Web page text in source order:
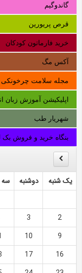
گاندوگیم
قرص پریورین
خرید فارماتون کودکان
آکس مگ
مجله سلامت چرخونکی
اپلیکیشن آموزش زبان
شهریار طب
بنگاه خرید و فروش بک
یک شنبه دوشنبه سه
2
3
9
10
16
17